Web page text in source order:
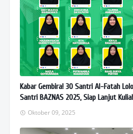
Kabar Gembira! 30 Santri Al-Fatah
Santri BAZNAS 2025, Siap Lanjut
Oktober 09, 2025